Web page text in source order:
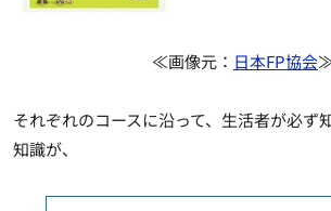
≪画像元： 日本FP協会
それぞれのコースに沿って、生活者が必ず
知識が、